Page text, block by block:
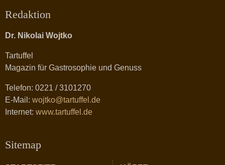
Redaktion
Dr. Nikolai Wojtko
Tartuffel
Magazin für Gastrosophie und Genuss
Telefon: 0221 / 3101270
E-Mail: wojtko@tartuffel.de
Internet: www.tartuffel.de
Sitemap